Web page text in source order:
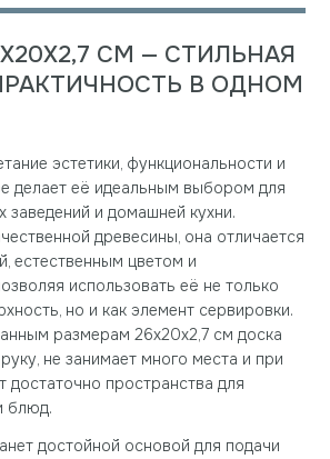
СМ — СТИЛЬНАЯ
В ОДНОМ
эстетики, функциональности и
делает её идеальным выбором для
заведений и домашней кухни.
древесины, она отличается
естественным цветом и
использовать её не только
но и как элемент сервировки.
размерам 26x20x2,7 см доска
не занимает много места и при
достаточно пространства для
блюд.
достойной основой для подачи